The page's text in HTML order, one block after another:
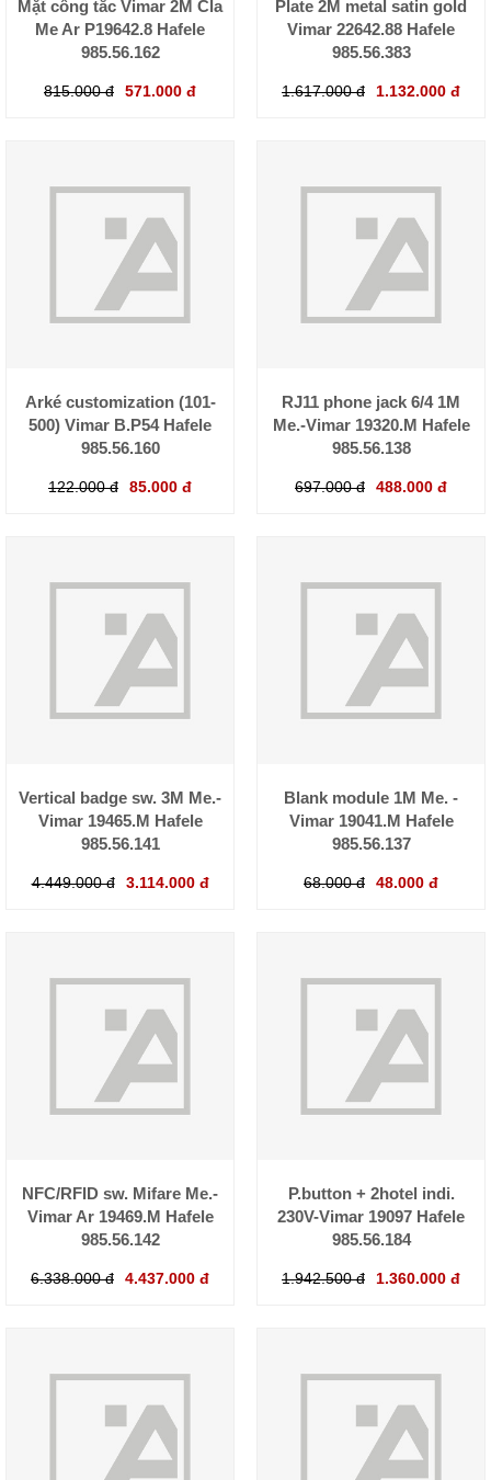
Mặt công tắc Vimar 2M Cla
Me Ar P19642.8 Hafele
985.56.162
815.000 đ 571.000 đ
Plate 2M metal satin gold
Vimar 22642.88 Hafele
985.56.383
1.617.000 đ 1.132.000 đ
Arké customization (101-
500) Vimar B.P54 Hafele
985.56.160
122.000 đ 85.000 đ
RJ11 phone jack 6/4 1M
Me.-Vimar 19320.M Hafele
985.56.138
697.000 đ 488.000 đ
Vertical badge sw. 3M Me.-
Vimar 19465.M Hafele
985.56.141
4.449.000 đ 3.114.000 đ
Blank module 1M Me. -
Vimar 19041.M Hafele
985.56.137
68.000 đ 48.000 đ
NFC/RFID sw. Mifare Me.-
Vimar Ar 19469.M Hafele
985.56.142
6.338.000 đ 4.437.000 đ
P.button + 2hotel indi.
230V-Vimar 19097 Hafele
985.56.184
1.942.500 đ 1.360.000 đ